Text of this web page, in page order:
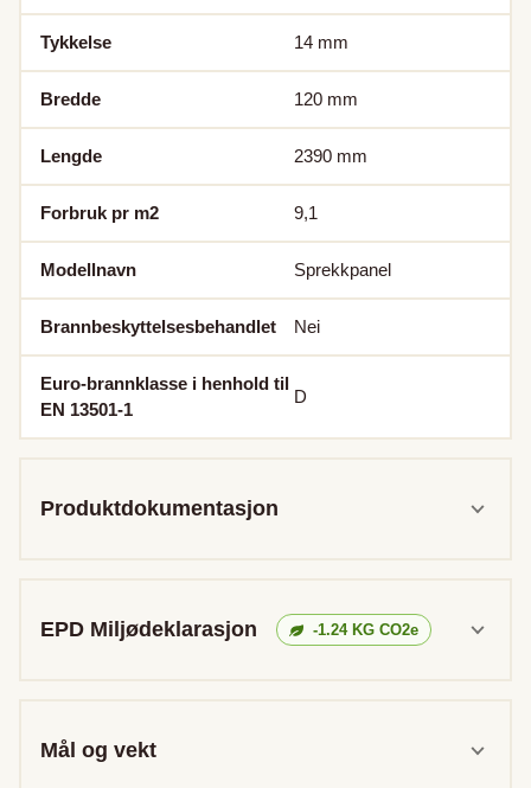
Tykkelse 14 mm
Bredde 120 mm
Lengde 2390 mm
Forbruk pr m2 9,1
Modellnavn Sprekkpanel
Brannbeskyttelsesbehandlet Nei
Euro-brannklasse i henhold til
EN 13501-1
D
Produktdokumentasjon
EPD Miljødeklarasjon -1.24KG CO2e
Mål og vekt